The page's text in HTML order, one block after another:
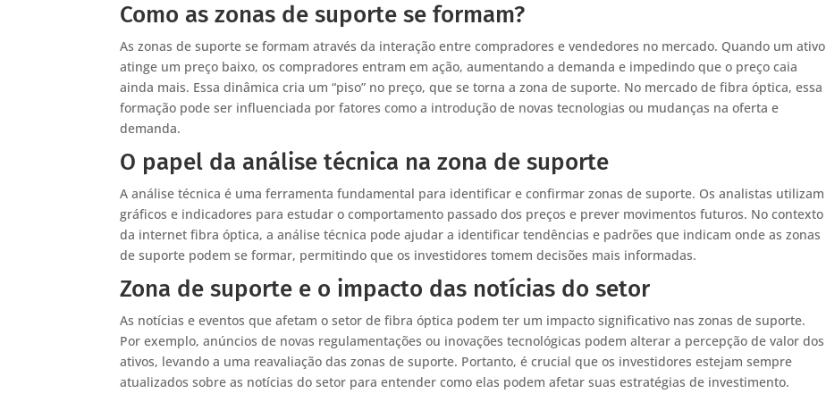
Como as zonas de suporte se formam?
As zonas de suporte se formam através da interação entre compradores e vendedores no mercado. Quando um ativo
atinge um preço baixo, os compradores entram em ação, aumentando a demanda e impedindo que o preço caia
ainda mais. Essa dinâmica cria um “piso” no preço, que se torna a zona de suporte. No mercado de fibra óptica, essa
formação pode ser influenciada por fatores como a introdução de novas tecnologias ou mudanças na oferta e
demanda.
O papel da análise técnica na zona de suporte
A análise técnica é uma ferramenta fundamental para identificar e confirmar zonas de suporte. Os analistas utilizam
gráficos e indicadores para estudar o comportamento passado dos preços e prever movimentos futuros. No contexto
da internet fibra óptica, a análise técnica pode ajudar a identificar tendências e padrões que indicam onde as zonas
de suporte podem se formar, permitindo que os investidores tomem decisões mais informadas.
Zona de suporte e o impacto das notícias do setor
As notícias e eventos que afetam o setor de fibra óptica podem ter um impacto significativo nas zonas de suporte.
Por exemplo, anúncios de novas regulamentações ou inovações tecnológicas podem alterar a percepção de valor dos
ativos, levando a uma reavaliação das zonas de suporte. Portanto, é crucial que os investidores estejam sempre
atualizados sobre as notícias do setor para entender como elas podem afetar suas estratégias de investimento.